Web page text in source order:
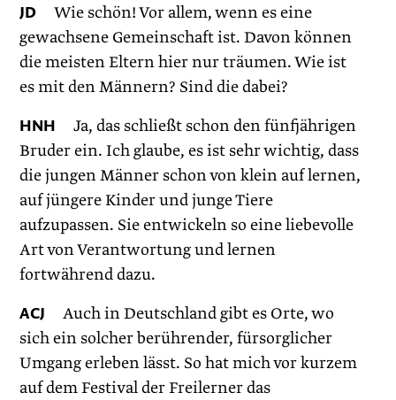
JD Wie schön! Vor allem, wenn es eine
gewachsene Gemeinschaft ist. Davon können
die meisten Eltern hier nur träumen. Wie ist
es mit den Männern? Sind die dabei?
HNH Ja, das schließt schon den fünfjährigen
Bruder ein. Ich glaube, es ist sehr wichtig, dass
die jungen Männer schon von klein auf lernen,
auf jüngere Kinder und junge Tiere
aufzupassen. Sie entwickeln so eine liebevolle
Art von Verantwortung und lernen
fortwährend dazu.
ACJ Auch in Deutschland gibt es Orte, wo
sich ein solcher berührender, fürsorglicher
Umgang erleben lässt. So hat mich vor kurzem
auf dem Festival der Freilerner das